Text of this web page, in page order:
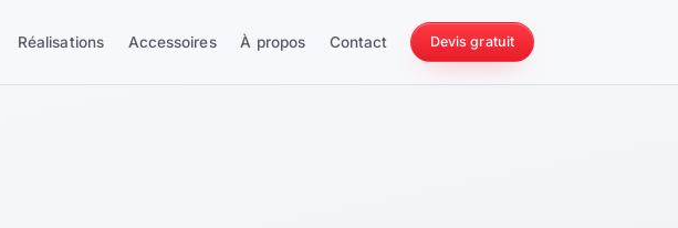
Réalisations Accessoires À propos Contact Devis gratuit